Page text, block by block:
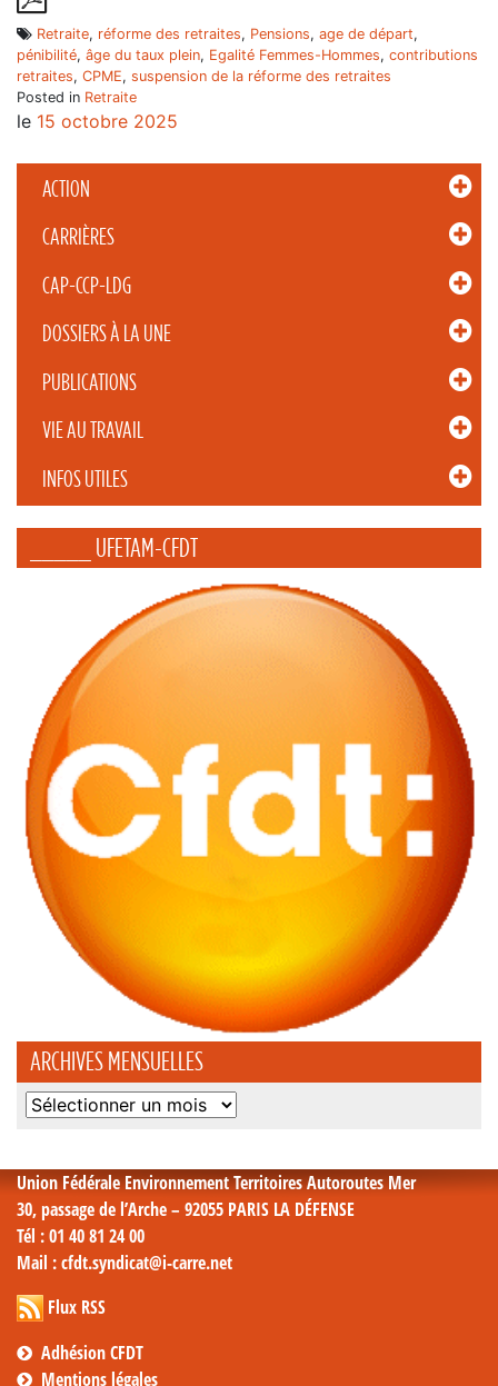
ACTION
CARRIÈRES
CAP-CCP-LDG
DOSSIERS À LA UNE
PUBLICATIONS
VIE AU TRAVAIL
INFOS UTILES
_____ UFETAM-CFDT
ARCHIVES MENSUELLES
Archives
Retraite, réforme des retraites, Pensions, age de départ,
pénibilité, âge du taux plein, Egalité Femmes-Hommes, contributions
retraites, CPME, suspension de la réforme des retraites
Posted in Retraite
le 15 octobre 2025
Union Fédérale Environnement Territoires Autoroutes Mer
30, passage de l’Arche – 92055 PARIS LA DÉFENSE
Tél : 01 40 81 24 00
Mail : cfdt.syndicat@i-carre.net
Flux RSS
Adhésion CFDT
Mentions légales